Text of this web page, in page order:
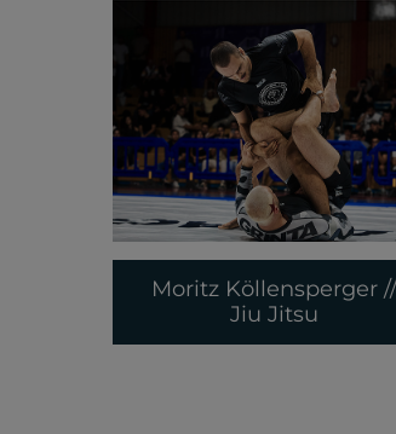
Moritz Köllensperger //
Jiu Jitsu